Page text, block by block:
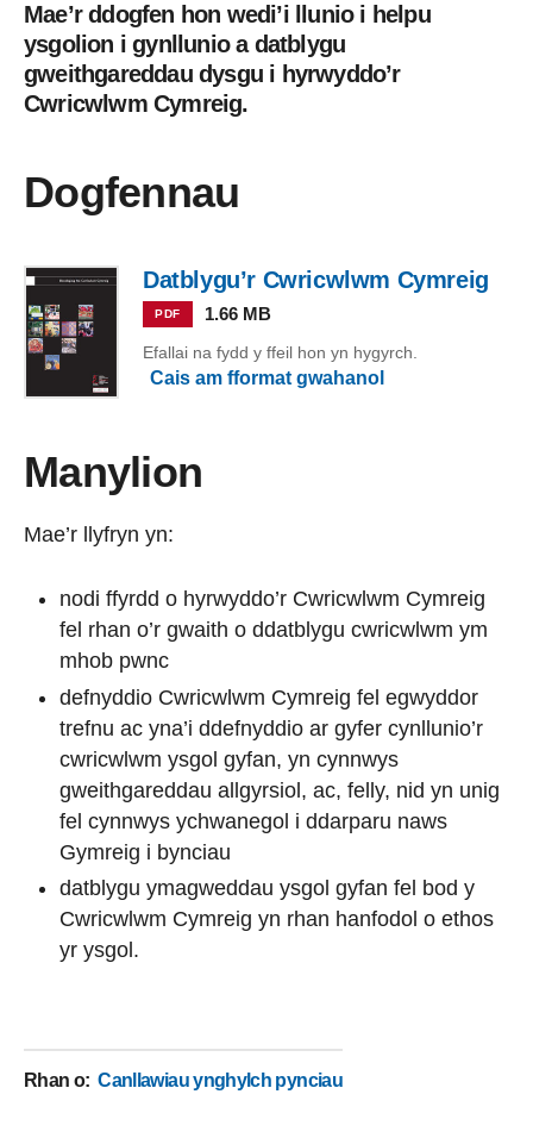
Mae’r ddogfen hon wedi’i llunio i helpu
ysgolion i gynllunio a datblygu
gweithgareddau dysgu i hyrwyddo’r
Cwricwlwm Cymreig.
Dogfennau
Datblygu’r Cwricwlwm Cymreig
PDF 1.66 MB
Efallai na fydd y ffeil hon yn hygyrch.
Cais am fformat gwahanol
Manylion
Mae’r llyfryn yn:
nodi ffyrdd o hyrwyddo’r Cwricwlwm Cymreig
fel rhan o’r gwaith o ddatblygu cwricwlwm ym
mhob pwnc
defnyddio Cwricwlwm Cymreig fel egwyddor
trefnu ac yna’i ddefnyddio ar gyfer cynllunio’r
cwricwlwm ysgol gyfan, yn cynnwys
gweithgareddau allgyrsiol, ac, felly, nid yn unig
fel cynnwys ychwanegol i ddarparu naws
Gymreig i bynciau
datblygu ymagweddau ysgol gyfan fel bod y
Cwricwlwm Cymreig yn rhan hanfodol o ethos
yr ysgol.
Rhan o:Canllawiau ynghylch pynciau